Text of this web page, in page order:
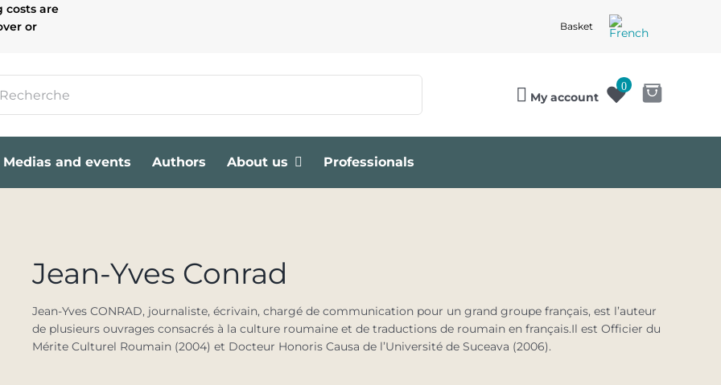
costs are
or
Basket
My account
0
Medias and events Authors About us Professionals
Jean-Yves Conrad
Jean-Yves CONRAD, journaliste, écrivain, chargé de communication pour un grand groupe français, est l’auteur
de plusieurs ouvrages consacrés à la culture roumaine et de traductions de roumain en français.Il est Officier du
Mérite Culturel Roumain (2004) et Docteur Honoris Causa de l’Université de Suceava (2006).